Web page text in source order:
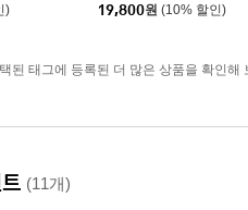
)
19,800원 (10% 할인)
된 태그에 등록된 더 많은 상품을 확인해
(11개)